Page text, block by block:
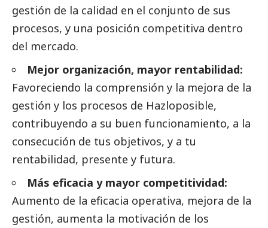
gestión de la calidad en el conjunto de sus
procesos, y una posición competitiva dentro
del mercado.
Mejor organización, mayor rentabilidad:
Favoreciendo la comprensión y la mejora de la
gestión y los procesos de Hazloposible,
contribuyendo a su buen funcionamiento, a la
consecución de tus objetivos, y a tu
rentabilidad, presente y futura.
Más eficacia y mayor competitividad:
Aumento de la eficacia operativa, mejora de la
gestión, aumenta la motivación de los